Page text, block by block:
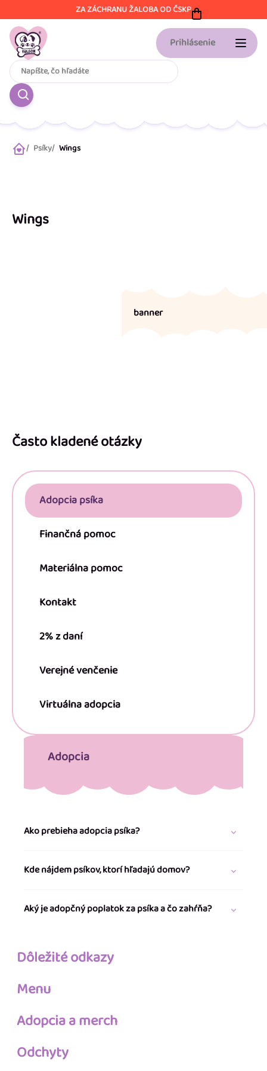
na
obsah
ZA ZÁCHRANU ŽALOBA OD ČSKP
Prihlásenie
DomovPsíky Wings
Wings
banner
Často kladené otázky
Adopcia psíka
Finančná pomoc
Materiálna pomoc
Kontakt
2% z daní
Verejné venčenie
Virtuálna adopcia
Adopcia
Ako prebieha adopcia psíka?
Kde nájdem psíkov, ktorí hľadajú domov?
Aký je adopčný poplatok za psíka a čo zahŕňa?
Dôležité odkazy
Menu
Adopcia a merch
Odchyty